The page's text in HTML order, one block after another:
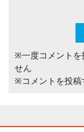
※一度コメントを
せん
※コメントを投稿